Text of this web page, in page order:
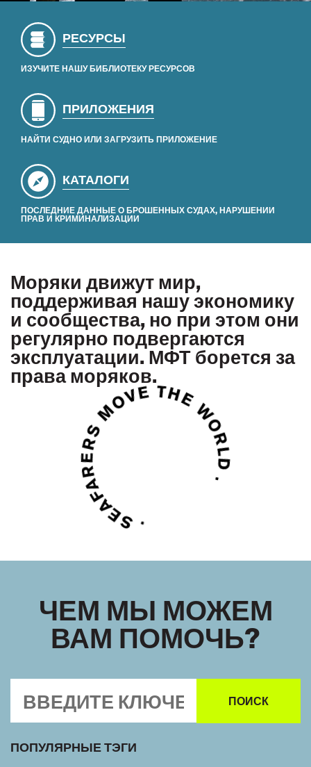
РЕСУРСЫ
ИЗУЧИТЕ НАШУ БИБЛИОТЕКУ РЕСУРСОВ
ПРИЛОЖЕНИЯ
НАЙТИ СУДНО ИЛИ ЗАГРУЗИТЬ ПРИЛОЖЕНИЕ
КАТАЛОГИ
ПОСЛЕДНИЕ ДАННЫЕ О БРОШЕННЫХ СУДАХ, НАРУШЕНИИ
ПРАВ И КРИМИНАЛИЗАЦИИ
Моряки движут мир,
поддерживая нашу экономику
и сообщества, но при этом они
регулярно подвергаются
эксплуатации. МФТ борется за
права моряков.
ЧЕМ МЫ МОЖЕМ
ВАМ ПОМОЧЬ?
ПОПУЛЯРНЫЕ ТЭГИ